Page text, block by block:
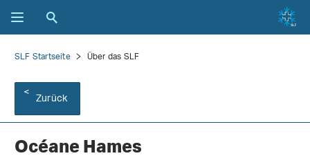
SLF Startseite Über das SLF
Zurück
Océane Hames